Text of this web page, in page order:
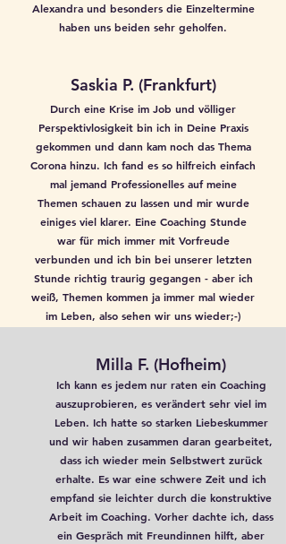
Alexandra und besonders die Einzeltermine
haben uns beiden sehr geholfen.
Saskia P. (Frankfurt)
Durch eine Krise im Job und völliger
Perspektivlosigkeit bin ich in Deine Praxis
gekommen und dann kam noch das Thema
Corona hinzu. Ich fand es so hilfreich einfach
mal jemand Professionelles auf meine
Themen schauen zu lassen und mir wurde
einiges viel klarer. Eine Coaching Stunde
war für mich immer mit Vorfreude
verbunden und ich bin bei unserer letzten
Stunde richtig traurig gegangen - aber ich
weiß, Themen kommen ja immer mal wieder
im Leben, also sehen wir uns wieder;-)
Milla F. (Hofheim)
Ich kann es jedem nur raten ein Coaching
auszuprobieren, es verändert sehr viel im
Leben. Ich hatte so starken Liebeskummer
und wir haben zusammen daran gearbeitet,
dass ich wieder mein Selbstwert zurück
erhalte. Es war eine schwere Zeit und ich
empfand sie leichter durch die konstruktive
Arbeit im Coaching. Vorher dachte ich, dass
ein Gespräch mit Freundinnen hilft, aber